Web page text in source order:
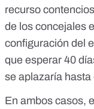
recurso
de los concejales
configuración del
que esperar 40
se aplazaría hasta
En ambos casos,